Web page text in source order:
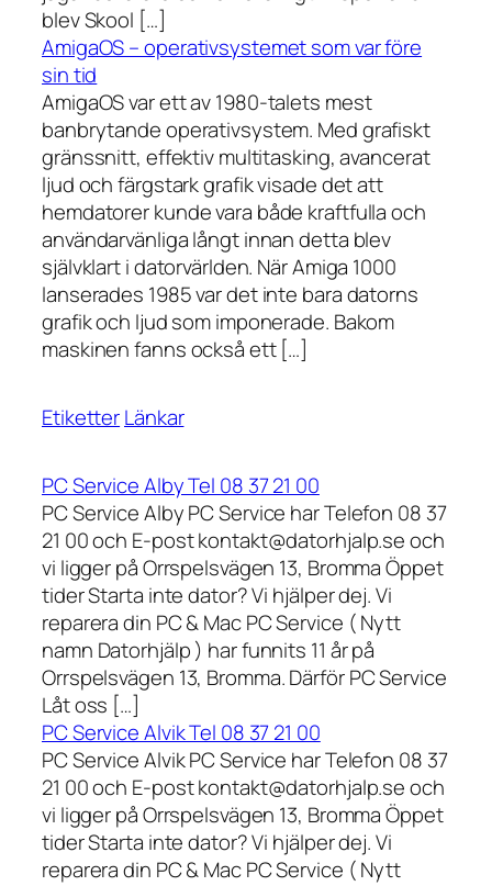
blev Skool […]
AmigaOS – operativsystemet som var före
sin tid
AmigaOS var ett av 1980-talets mest
banbrytande operativsystem. Med grafiskt
gränssnitt, effektiv multitasking, avancerat
ljud och färgstark grafik visade det att
hemdatorer kunde vara både kraftfulla och
användarvänliga långt innan detta blev
självklart i datorvärlden. När Amiga 1000
lanserades 1985 var det inte bara datorns
grafik och ljud som imponerade. Bakom
maskinen fanns också ett […]
EtiketterLänkar
PC Service Alby Tel 08 37 21 00
PC Service Alby PC Service har Telefon 08 37
21 00 och E-post kontakt@datorhjalp.se och
vi ligger på Orrspelsvägen 13, Bromma Öppet
tider Starta inte dator? Vi hjälper dej. Vi
reparera din PC & Mac PC Service ( Nytt
namn Datorhjälp ) har funnits 11 år på
Orrspelsvägen 13, Bromma. Därför PC Service
Låt oss […]
PC Service Alvik Tel 08 37 21 00
PC Service Alvik PC Service har Telefon 08 37
21 00 och E-post kontakt@datorhjalp.se och
vi ligger på Orrspelsvägen 13, Bromma Öppet
tider Starta inte dator? Vi hjälper dej. Vi
reparera din PC & Mac PC Service ( Nytt